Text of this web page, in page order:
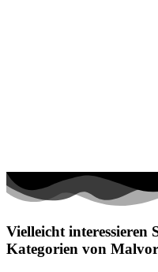
Vielleicht interessieren
Kategorien von